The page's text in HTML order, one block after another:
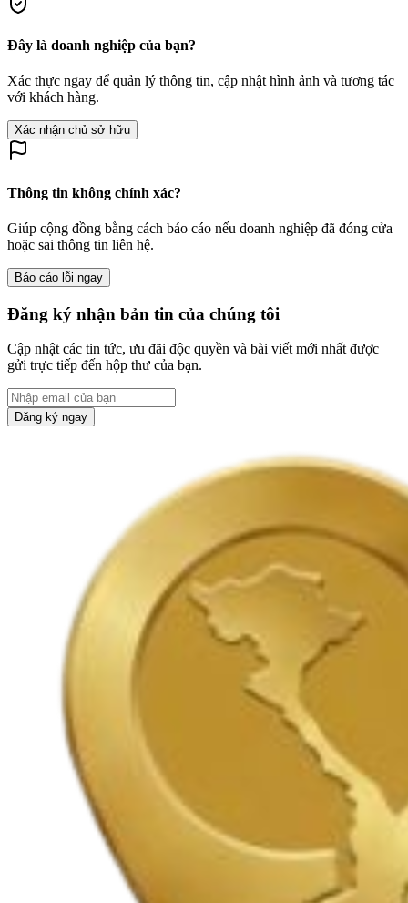
Đây là doanh nghiệp của bạn?
Xác thực ngay để quản lý thông tin, cập nhật hình ảnh và tương tác
với khách hàng.
Xác nhận chủ sở hữu
Thông tin không chính xác?
Giúp cộng đồng bằng cách báo cáo nếu doanh nghiệp đã đóng cửa
hoặc sai thông tin liên hệ.
Báo cáo lỗi ngay
Đăng ký nhận bản tin của chúng tôi
Cập nhật các tin tức, ưu đãi độc quyền và bài viết mới nhất được
gửi trực tiếp đến hộp thư của bạn.
Đăng ký ngay